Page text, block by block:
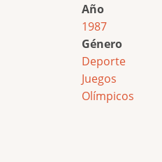
Año
1987
Género
Deporte
Juegos
Olímpicos